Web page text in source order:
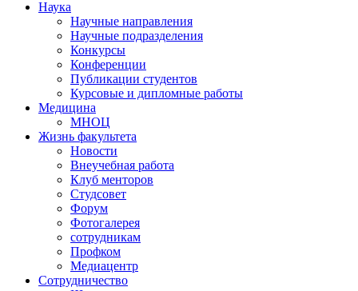
Наука
Научные направления
Научные подразделения
Конкурсы
Конференции
Публикации студентов
Курсовые и дипломные работы
Медицина
МНОЦ
Жизнь факультета
Новости
Внеучебная работа
Клуб менторов
Студсовет
Форум
Фотогалерея
сотрудникам
Профком
Медиацентр
Сотрудничество